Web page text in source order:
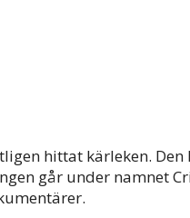
hittat kärleken. Den
går under namnet